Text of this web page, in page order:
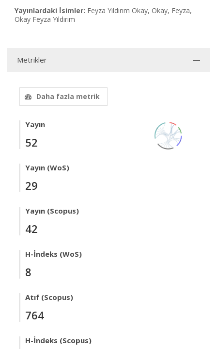
Yayınlardaki İsimler: Feyza Yıldırım Okay, Okay, Feyza,
Okay Feyza Yıldırım
Metrikler
Daha fazla metrik
Yayın
52
Yayın (WoS)
29
Yayın (Scopus)
42
H-İndeks (WoS)
8
Atıf (Scopus)
764
H-İndeks (Scopus)